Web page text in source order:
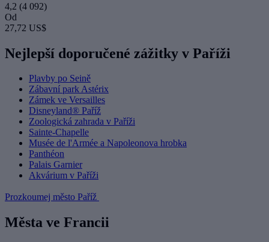
4,2 (4 092)
Od
27,72 US$
Nejlepší doporučené zážitky v Paříži
Plavby po Seině
Zábavní park Astérix
Zámek ve Versailles
Disneyland® Paříž
Zoologická zahrada v Paříži
Sainte-Chapelle
Musée de l'Armée a Napoleonova hrobka
Panthéon
Palais Garnier
Akvárium v Paříži
Prozkoumej město Paříž
Města ve Francii